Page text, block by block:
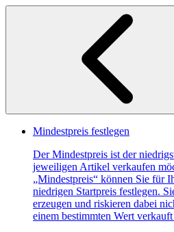
Mindestpreis festlegen
Der Mindestpreis ist der
jeweiligen Artikel verkaufen
„Mindestpreis“ können Sie für
niedrigen Startpreis festlegen.
erzeugen und riskieren dabei
einem bestimmten Wert